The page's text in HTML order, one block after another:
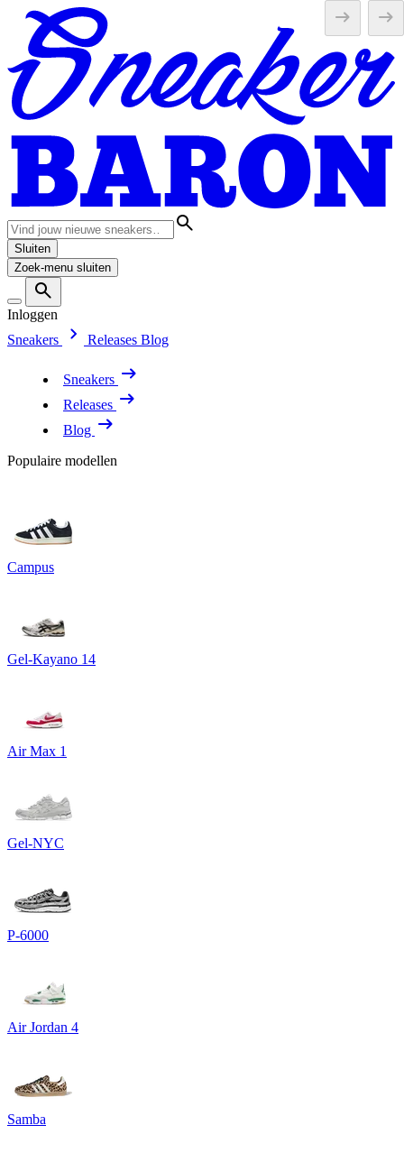
Sluiten
Zoek-menu sluiten
Inloggen
Sneakers
Releases Blog
Sneakers
Releases
Blog
Populaire modellen
Campus
Gel-Kayano 14
Air Max 1
Gel-NYC
P-6000
Air Jordan 4
Samba